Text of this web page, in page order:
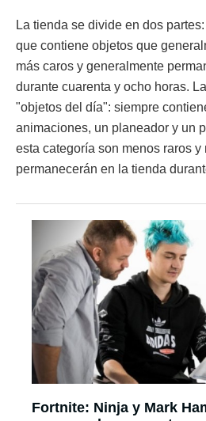
La tienda se divide en dos
que contiene objetos que
más caros y generalmente
durante cuarenta y ocho horas.
"objetos del día": siempre
animaciones, un planeador y un
esta categoría son menos raros y
permanecerán en la tienda
Fortnite: Ninja y Mark